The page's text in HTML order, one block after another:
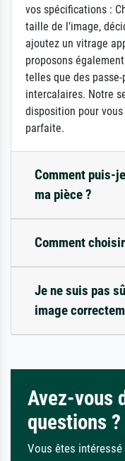
vos spécifications :
taille de l'image,
ajoutez un vitrage
proposons
telles que des
intercalaires. Notre
disposition pour
parfaite.
Comment puis-
ma pièce ?
Comment
Je ne suis pas
image
Avez-vous
questions ?
Vous êtes intéressé